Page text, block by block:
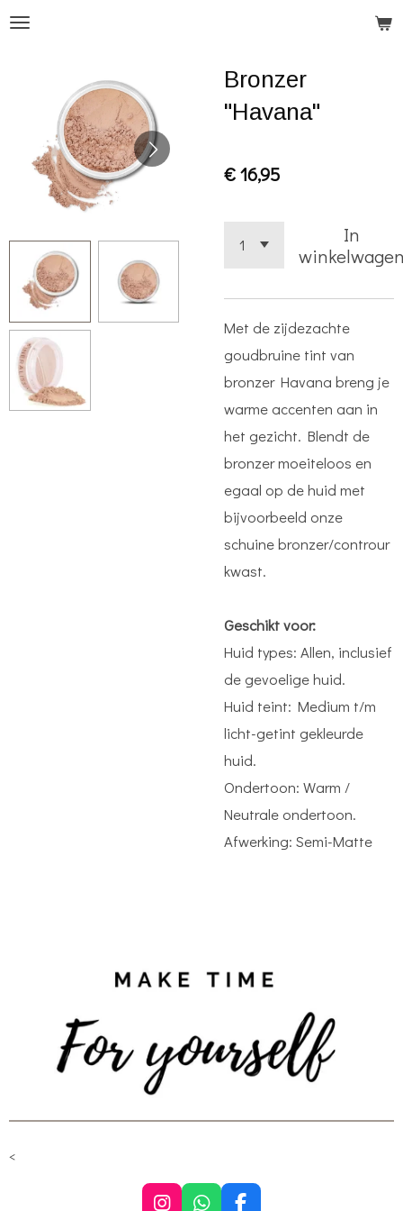
Ga
hoofdinhoud
Bronzer
"Havana"
€ 16,95
In
Met de zijdezachte
goudbruine tint van
bronzer Havana breng je
warme accenten aan in
het gezicht. Blendt de
bronzer moeiteloos en
egaal op de huid met
bijvoorbeeld onze
schuine bronzer/controur
kwast.
Geschikt voor:
Huid types: Allen, inclusief
de gevoelige huid.
Huid teint: Medium t/m
licht-getint gekleurde
huid.
Ondertoon: Warm /
Neutrale ondertoon.
Afwerking: Semi-Matte
<